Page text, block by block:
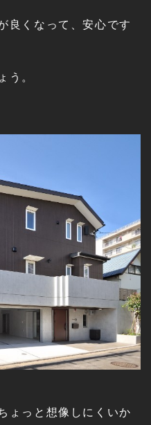
良くなって、安心です
う。
ょっと想像しにくいか